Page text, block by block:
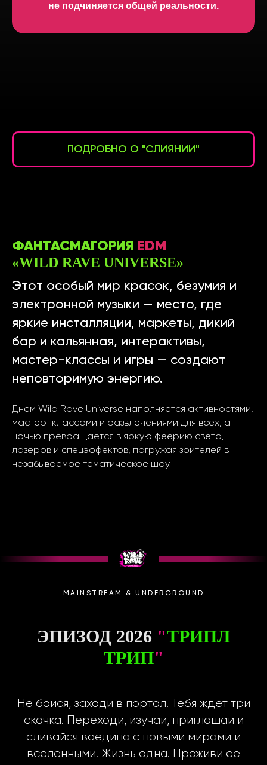
не подчиняется общей реальности.
ПОДРОБНО О "СЛИЯНИИ"
ФАНТАСМАГОРИЯ EDM
«WILD RAVE UNIVERSE»
Этот особый мир красок, безумия и
электронной музыки — место, где
яркие инсталляции, маркеты, дикий
бар и кальянная, интерактивы,
мастер-классы и игры — создают
неповторимую энергию.
Днем Wild Rave Universe наполняется активностями,
мастер-классами и развлечениями для всех, а
ночью превращается в яркую феерию света,
лазеров и спецэффектов, погружая зрителей в
незабываемое тематическое шоу.
MAINSTREAM & UNDERGROUND
ЭПИЗОД 2026 "ТРИПЛ
ТРИП"
Не бойся, заходи в портал. Тебя ждет три
скачка. Переходи, изучай, приглашай и
сливайся воедино с новыми мирами и
вселенными. Жизнь одна. Проживи ее